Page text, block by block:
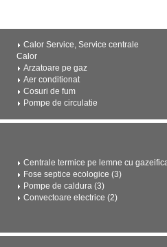
Calor Service, Service centrale
Calor
Arzatoare pe gaz
Aer conditionat
Cosuri de fum
Pompe de circulatie
Centrale termice pe lemne cu
Fose septice ecologice (3)
Pompe de caldura (3)
Convectoare electrice (2)